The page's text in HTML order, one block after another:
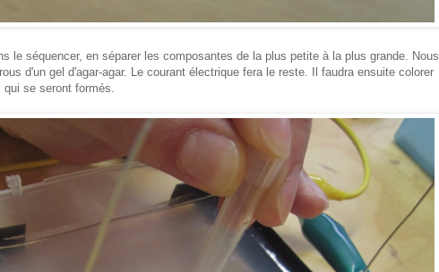
le séquencer, en séparer les composantes de la plus petite à la plus grande. Nous
d'un gel d'agar-agar. Le courant électrique fera le reste. Il faudra ensuite colorer
se seront formés.